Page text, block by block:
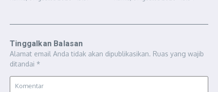
Tinggalkan Balasan
Alamat email Anda tidak akan dipublikasikan. Ruas yang wajib
ditandai *